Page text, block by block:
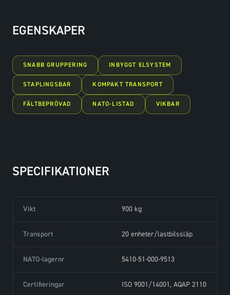
EGENSKAPER
SNABB GRUPPERING INBYGGT ELSYSTEM
STAPLINGSBAR KOMPAKT TRANSPORT
FÄLTBEPRÖVAD NATO-LISTAD VIKBAR
SPECIFIKATIONER
Vikt 900 kg
Transport 20 enheter/lastbilssläp
NATO-lagernr 5410-51-000-9513
Certifieringar ISO 9001/14001, AQAP 2110